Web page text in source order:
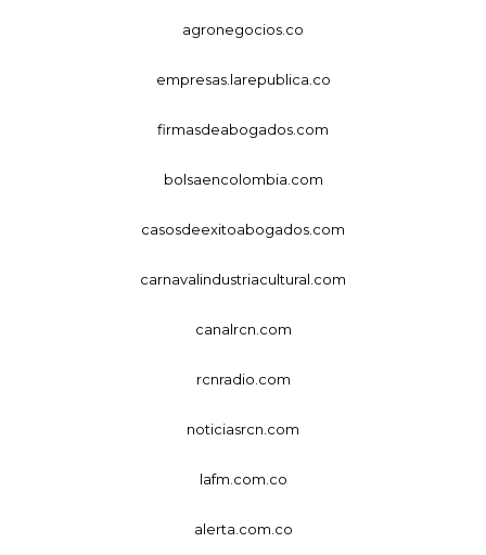
agronegocios.co
empresas.larepublica.co
firmasdeabogados.com
bolsaencolombia.com
casosdeexitoabogados.com
carnavalindustriacultural.com
canalrcn.com
rcnradio.com
noticiasrcn.com
lafm.com.co
alerta.com.co